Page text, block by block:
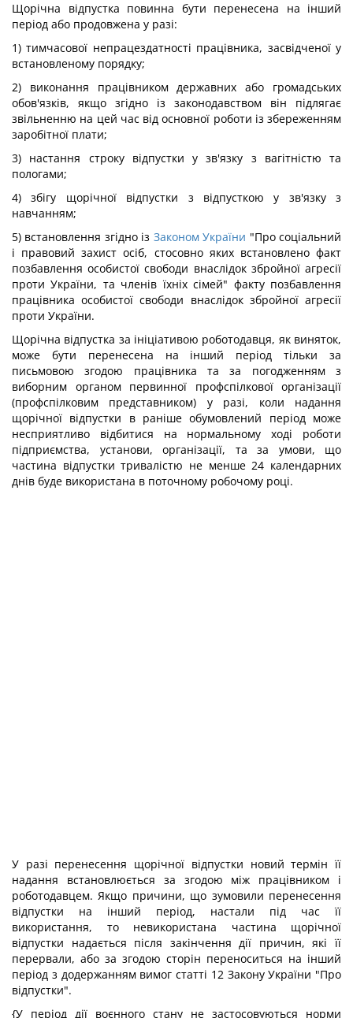
Щорічна відпустка повинна бути перенесена на інший
період або продовжена у разі:
1) тимчасової непрацездатності працівника, засвідченої у
встановленому порядку;
2) виконання працівником державних або громадських
обов'язків, якщо згідно із законодавством він підлягає
звільненню на цей час від основної роботи із збереженням
заробітної плати;
3) настання строку відпустки у зв'язку з вагітністю та
пологами;
4) збігу щорічної відпустки з відпусткою у зв'язку з
навчанням;
5) встановлення згідно із Законом України "Про соціальний
і правовий захист осіб, стосовно яких встановлено факт
позбавлення особистої свободи внаслідок збройної агресії
проти України, та членів їхніх сімей" факту позбавлення
працівника особистої свободи внаслідок збройної агресії
проти України.
Щорічна відпустка за ініціативою роботодавця, як виняток,
може бути перенесена на інший період тільки за
письмовою згодою працівника та за погодженням з
виборним органом первинної профспілкової організації
(профспілковим представником) у разі, коли надання
щорічної відпустки в раніше обумовлений період може
несприятливо відбитися на нормальному ході роботи
підприємства, установи, організації, та за умови, що
частина відпустки тривалістю не менше 24 календарних
днів буде використана в поточному робочому році.
У разі перенесення щорічної відпустки новий термін її
надання встановлюється за згодою між працівником і
роботодавцем. Якщо причини, що зумовили перенесення
відпустки на інший період, настали під час її
використання, то невикористана частина щорічної
відпустки надається після закінчення дії причин, які її
перервали, або за згодою сторін переноситься на інший
період з додержанням вимог статті 12 Закону України "Про
відпустки".
{У період дії воєнного стану не застосовуються норми